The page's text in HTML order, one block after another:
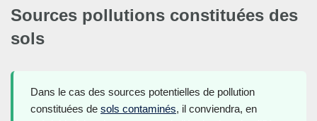
Sources pollutions constituées des
sols
Dans le cas des sources potentielles de pollution
constituées de sols contaminés, il conviendra, en